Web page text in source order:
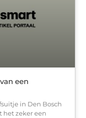
een
in Den Bosch
het zeker een